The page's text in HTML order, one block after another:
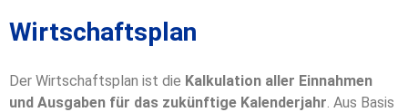
Wirtschaftsplan
Der Wirtschaftsplan ist die Kalkulation aller Einnahmen
und Ausgaben für das zukünftige Kalenderjahr . Aus Basis